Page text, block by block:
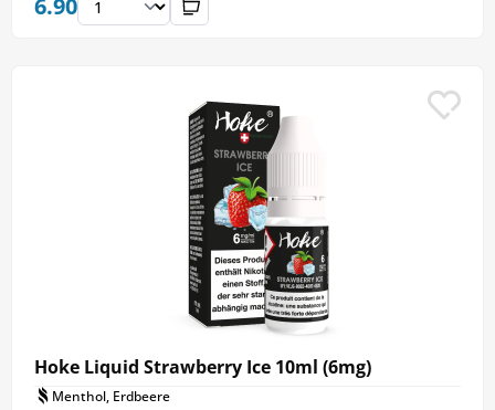
6.90
Hoke Liquid Strawberry Ice 10ml (6mg)
Menthol, Erdbeere